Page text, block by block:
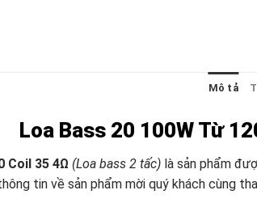
Mô tả
Loa Bass 20 100W Từ
Coil 35 4Ω (Loa bass 2 tấc) là sản phẩm
tin về sản phẩm mời quý khách cùng